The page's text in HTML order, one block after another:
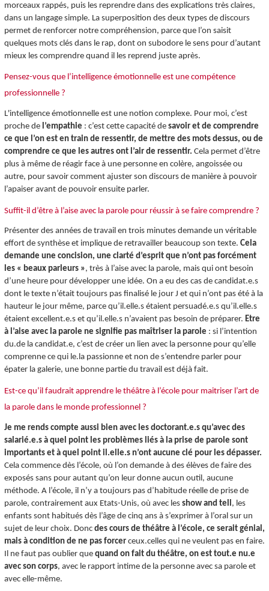
morceaux rappés, puis les reprendre dans des explications très claires,
dans un langage simple. La superposition des deux types de discours
permet de renforcer notre compréhension, parce que l’on saisit
quelques mots clés dans le rap, dont on subodore le sens pour d’autant
mieux les comprendre quand il les reprend juste après.
Pensez-vous que l’intelligence émotionnelle est une compétence
professionnelle ?
L'intelligence émotionnelle est une notion complexe. Pour moi, c’est
proche de l’empathie : c’est cette capacité de savoir et de comprendre
ce que l’on est en train de ressentir, de mettre des mots dessus, ou de
comprendre ce que les autres ont l’air de ressentir. Cela permet d’être
plus à même de réagir face à une personne en colère, angoissée ou
autre, pour savoir comment ajuster son discours de manière à pouvoir
l’apaiser avant de pouvoir ensuite parler.
Suffit-il d’être à l’aise avec la parole pour réussir à se faire comprendre ?
Présenter des années de travail en trois minutes demande un véritable
effort de synthèse et implique de retravailler beaucoup son texte. Cela
demande une concision, une clarté d’esprit que n’ont pas forcément
les « beaux parleurs », très à l’aise avec la parole, mais qui ont besoin
d’une heure pour développer une idée. On a eu des cas de candidat.e.s
dont le texte n’était toujours pas finalisé le jour J et qui n’ont pas été à la
hauteur le jour même, parce qu’il.elle.s étaient persuadé.e.s qu’il.elle.s
étaient excellent.e.s et qu’il.elle.s n’avaient pas besoin de préparer. Etre
à l’aise avec la parole ne signifie pas maîtriser la parole : si l’intention
du.de la candidat.e, c’est de créer un lien avec la personne pour qu’elle
comprenne ce qui le.la passionne et non de s’entendre parler pour
épater la galerie, une bonne partie du travail est déjà fait.
Est-ce qu’il faudrait apprendre le théâtre à l’école pour maitriser l’art de
la parole dans le monde professionnel ?
Je me rends compte aussi bien avec les doctorant.e.s qu’avec des
salarié.e.s à quel point les problèmes liés à la prise de parole sont
importants et à quel point il.elle.s n’ont aucune clé pour les dépasser.
Cela commence dès l’école, où l’on demande à des élèves de faire des
exposés sans pour autant qu’on leur donne aucun outil, aucune
méthode. A l’école, il n’y a toujours pas d’habitude réelle de prise de
parole, contrairement aux Etats-Unis, où avec les show and tell , les
enfants sont habitués dès l’âge de cinq ans à s’exprimer à l’oral sur un
sujet de leur choix. Donc des cours de théâtre à l’école, ce serait génial,
mais à condition de ne pas forcer ceux.celles qui ne veulent pas en faire.
Il ne faut pas oublier que quand on fait du théâtre, on est tout.e nu.e
avec son corps, avec le rapport intime de la personne avec sa parole et
avec elle-même.